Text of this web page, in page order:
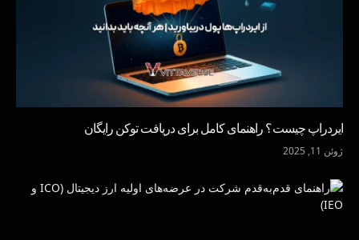
ایردراپ چیست؟ راهنمای کامل برای دریافت توکن رایگان
ژوئن 11, 2025